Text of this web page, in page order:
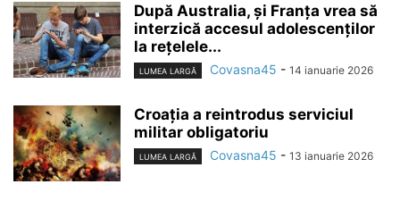
După Australia, și Franța vrea să
interzică accesul adolescenților
la rețelele...
LUMEA LARGĂ Covasna45 - 14 ianuarie 2026
Croația a reintrodus serviciul
militar obligatoriu
LUMEA LARGĂ Covasna45 - 13 ianuarie 2026